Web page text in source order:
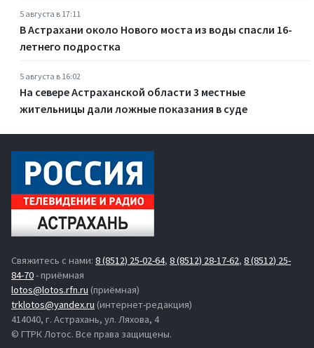
5 августа в 17:11
В Астрахани около Нового моста из воды спасли 16-
летнего подростка
5 августа в 16:02
На севере Астраханской области 3 местные
жительницы дали ложные показания в суде
Свяжитесь с нами: 8 (8512) 25-02-64, 8 (8512) 28-17-62, 8 (8512) 25-
84-70- приёмная
lotos@lotos.rfn.ru (приёмная)
trklotos@yandex.ru (интернет-редакция)
414040, г. Астрахань, ул. Ляхова, 4
© ГТРК Лотос. Все права защищены.